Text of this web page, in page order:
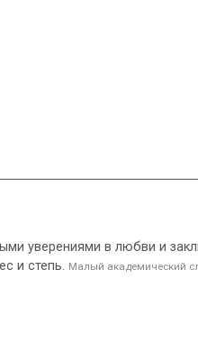
уверениями в любви и
и степь. Малый академический